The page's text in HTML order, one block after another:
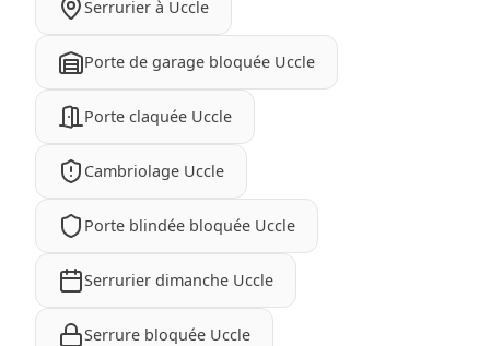
Serrurier à Uccle
Porte de garage bloquée Uccle
Porte claquée Uccle
Cambriolage Uccle
Porte blindée bloquée Uccle
Serrurier dimanche Uccle
Serrure bloquée Uccle